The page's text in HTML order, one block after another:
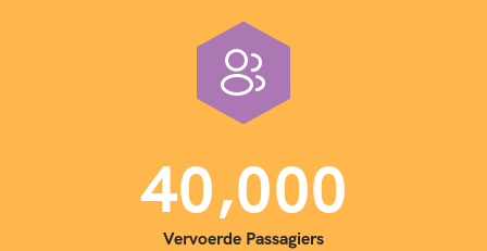
40,000
Vervoerde Passagiers